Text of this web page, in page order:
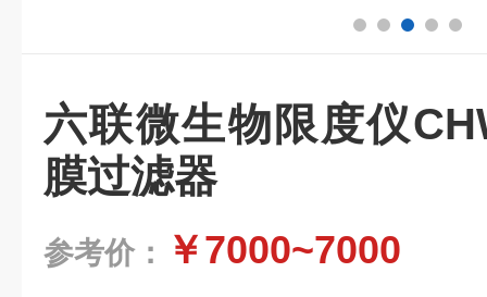
六联微生物限度仪
膜过滤器
参考价： ￥7000~7000